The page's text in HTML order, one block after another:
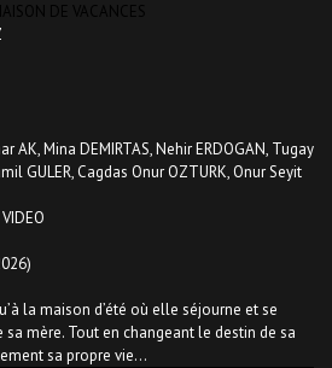
DE VACANCES
AK, Mina DEMIRTAS, Nehir ERDOGAN, Tugay
GULER, Cagdas Onur OZTURK, Onur Seyit
la maison d’été où elle séjourne et se
mère. Tout en changeant le destin de sa
sa propre vie…